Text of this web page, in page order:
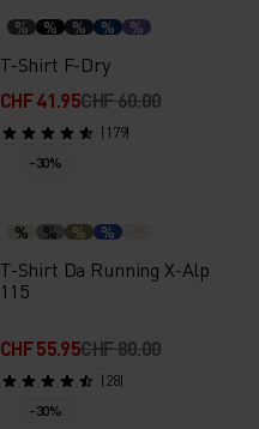
% % % % %
T-Shirt F-Dry
CHF 41.95CHF 60.00
(179)
-30%
% % % %
T-Shirt Da Running X-Alp
115
CHF 55.95CHF 80.00
(28)
-30%